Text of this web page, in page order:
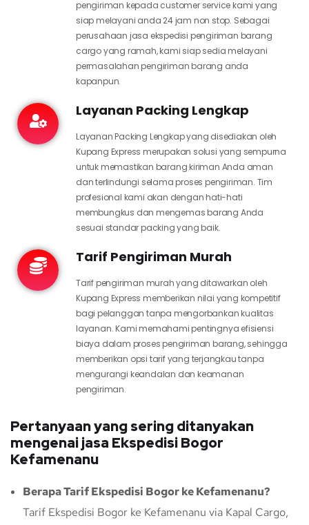
pengiriman kepada customer service kami yang
siap melayani anda 24 jam non stop. Sebagai
perusahaan jasa ekspedisi pengiriman barang
cargo yang ramah, kami siap sedia melayani
permasalahan pengiriman barang anda
kapanpun.
Layanan Packing Lengkap
Layanan Packing Lengkap yang disediakan oleh
Kupang Express merupakan solusi yang sempurna
untuk memastikan barang kiriman Anda aman
dan terlindungi selama proses pengiriman. Tim
profesional kami akan dengan hati-hati
membungkus dan mengemas barang Anda
sesuai standar packing yang baik.
Tarif Pengiriman Murah
Tarif pengiriman murah yang ditawarkan oleh
Kupang Express memberikan nilai yang kompetitif
bagi pelanggan tanpa mengorbankan kualitas
layanan. Kami memahami pentingnya efisiensi
biaya dalam proses pengiriman barang, sehingga
memberikan opsi tarif yang terjangkau tanpa
mengurangi keandalan dan keamanan
pengiriman.
Pertanyaan yang sering ditanyakan
mengenai jasa Ekspedisi Bogor
Kefamenanu
Berapa Tarif Ekspedisi Bogor ke Kefamenanu?
Tarif Ekspedisi Bogor ke Kefamenanu via Kapal Cargo,